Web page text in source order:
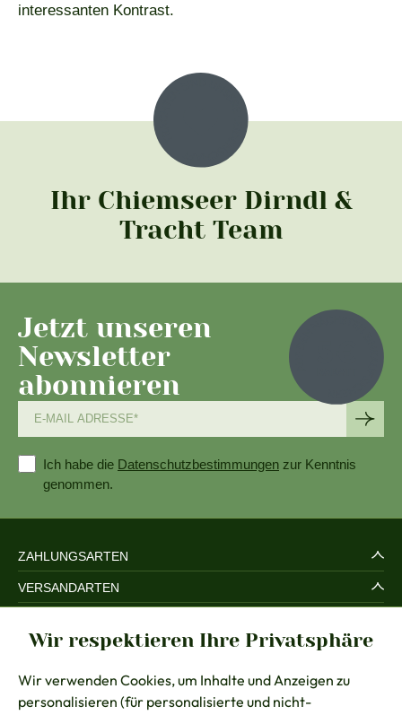
interessanten Kontrast.
Ihr Chiemseer Dirndl &
Tracht Team
Jetzt unseren
Newsletter
abonnieren
Ich habe die Datenschutzbestimmungen zur Kenntnis
genommen.
ZAHLUNGSARTEN
VERSANDARTEN
RECHTLICHES
BERATUNG
Wir respektieren Ihre Privatsphäre
Wir verwenden Cookies, um Inhalte und Anzeigen zu
personalisieren (für personalisierte und nicht-